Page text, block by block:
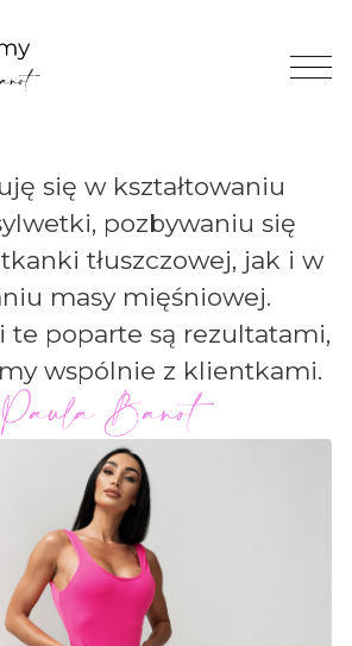
się w kształtowaniu
pozbywaniu się
tłuszczowej, jak i w
masy mięśniowej.
te poparte są rezultatami,
wspólnie z klientkami.